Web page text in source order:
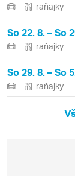
raňajky
So 22. 8. – So
raňajky
So 29. 8. – So
raňajky